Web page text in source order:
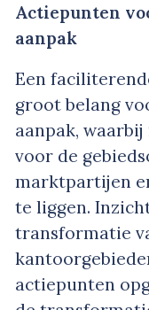
Actiepunten
aanpak
Een
groot belang
aanpak,
voor de
marktpartijen
te liggen.
transformatie
actiepunten